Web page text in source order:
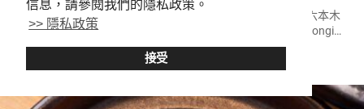
信息，請參閱我們的隱私政策。
>> 隱私政策
接受
從建築物、習俗到料理，京都獨特的文化深植其中。 位於六本木
Hills的『京都一之傳 六本木Hills店（Kyoto Ichinoden Roppongi
Hills）』，讓您在東京也能體驗京都的飲食文化。 僅接受預約
『藏味噌燒懷石御膳（Ku...